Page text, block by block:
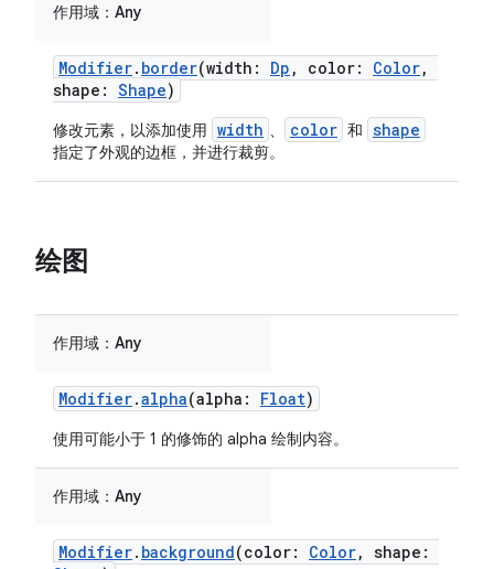
作用域： Any
Modifier. border(width: Dp , color: Color,
shape: Shape)
修改元素，以添加使用 width 、 color 和 shape
指定了外观的边框，并进行裁剪。
绘图
作用域： Any
Modifier.alpha(alpha: Float)
使用可能小于 1 的修饰的 alpha 绘制内容。
作用域： Any
Modifier. background(color: Color, shape: